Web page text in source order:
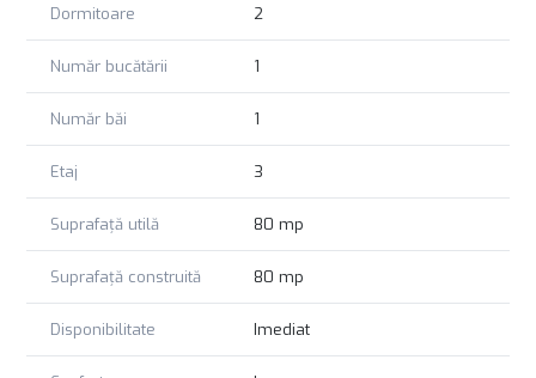
Dormitoare 2
Număr bucătării 1
Număr băi 1
Etaj 3
Suprafață utilă 80 mp
Suprafață construită 80 mp
Disponibilitate Imediat